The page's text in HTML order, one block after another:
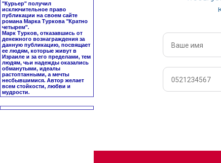
"Курьер" получил
исключительное право
публикации на своем сайте
романа Марка Туркова "Кратно
четырем".
Марк Турков, отказавшись от
денежного вознаграждения за
данную публикацию, посвящает
ее людям, которые живут в
Израиле и за его пределами, тем
людям, чьи надежды оказались
обманутыми, идеалы
растоптанными, а мечты
несбывшимися. Автор желает
всем стойкости, любви и
мудрости.